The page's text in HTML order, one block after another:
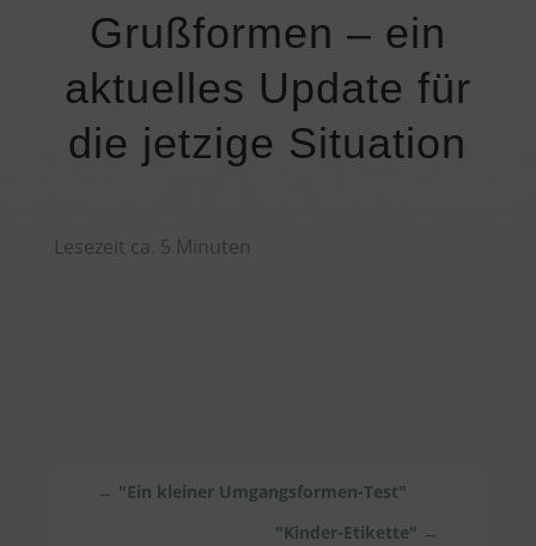
Grußformen – ein
aktuelles Update für
die jetzige Situation
Lesezeit ca. 5 Minuten
← "Ein kleiner Umgangsformen-Test"
"Kinder-Etikette" →